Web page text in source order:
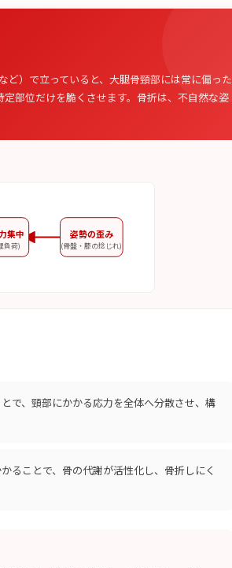
ど）で立っていると、大腿骨頸部には常に偏った
部位だけを脆くさせます。骨折は、不自然な姿
姿勢の歪み
(骨盤・膝の捻じれ)
集中
負荷)
で、頸部にかかる応力を全体へ分散させ、構
ることで、骨の代謝が活性化し、骨折しにく